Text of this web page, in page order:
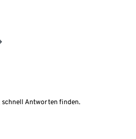
Antworten finden.